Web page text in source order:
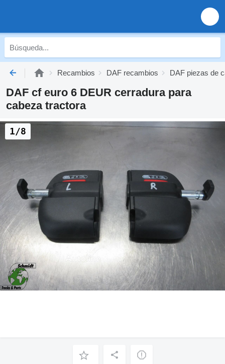
Recambios DAF recambios DAF piezas de
DAF cf euro 6 DEUR cerradura para
cabeza tractora
1/8